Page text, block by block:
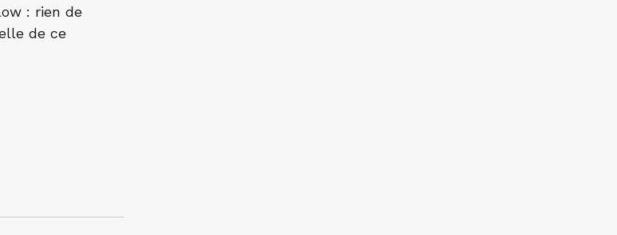
: rien de
de ce